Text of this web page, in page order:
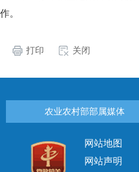
作。
打印 关闭
农业农村部部属媒体
网站地图
网站声明